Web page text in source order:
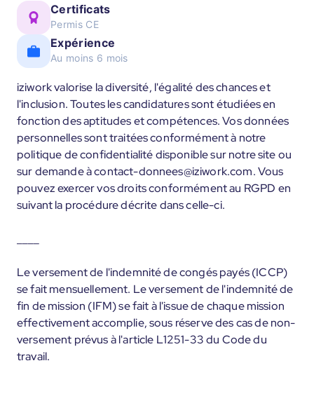
Certificats
Permis CE
Expérience
Au moins 6 mois
iziwork valorise la diversité, l'égalité des chances et
l'inclusion. Toutes les candidatures sont étudiées en
fonction des aptitudes et compétences. Vos données
personnelles sont traitées conformément à notre
politique de confidentialité disponible sur notre site ou
sur demande à contact-donnees@iziwork.com. Vous
pouvez exercer vos droits conformément au RGPD en
suivant la procédure décrite dans celle-ci.
Le versement de l'indemnité de congés payés (ICCP)
se fait mensuellement. Le versement de l'indemnité de
fin de mission (IFM) se fait à l'issue de chaque mission
effectivement accomplie, sous réserve des cas de non-
versement prévus à l'article L1251-33 du Code du
travail.